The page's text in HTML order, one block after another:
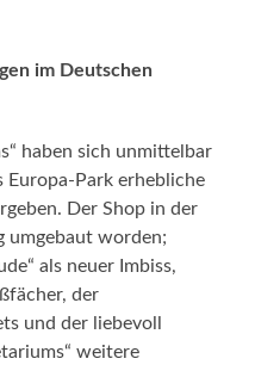
im Deutschen
haben sich unmittelbar
Europa-Park erhebliche
Der Shop in der
umgebaut worden;
als neuer Imbiss,
der
und der liebevoll
weitere